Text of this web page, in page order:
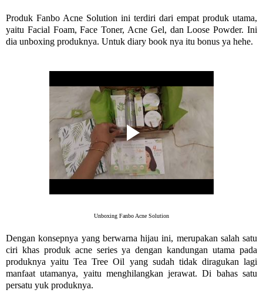
Produk Fanbo Acne Solution ini terdiri dari empat produk utama,
yaitu Facial Foam, Face Toner, Acne Gel, dan Loose Powder. Ini
dia unboxing produknya. Untuk diary book nya itu bonus ya hehe.
Unboxing Fanbo Acne Solution
Dengan konsepnya yang berwarna hijau ini, merupakan salah satu
ciri khas produk acne series ya dengan kandungan utama pada
produknya yaitu Tea Tree Oil yang sudah tidak diragukan lagi
manfaat utamanya, yaitu menghilangkan jerawat. Di bahas satu
persatu yuk produknya.